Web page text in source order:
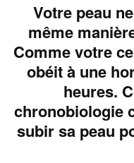
Votre peau
même
Comme votre
obéit à une
heures.
chronobiologie
subir sa peau